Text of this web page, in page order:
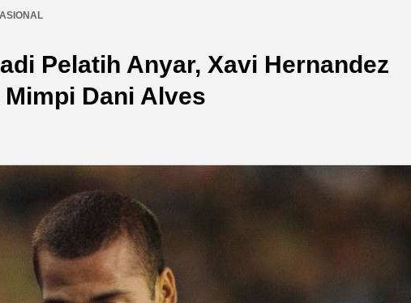
Pelatih Anyar, Xavi Hernandez
Dani Alves